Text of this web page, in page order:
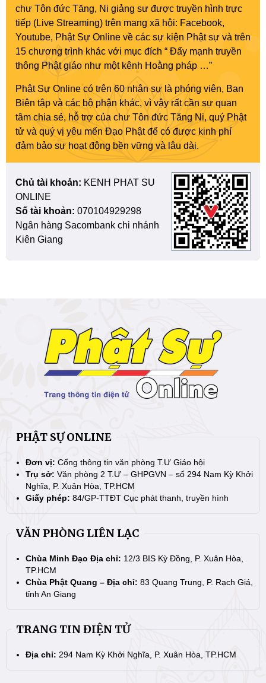
chư Tôn đức Tăng, Ni giảng sư được truyền hình trực
tiếp (Live Streaming) trên mạng xã hội: Facebook,
Youtube, Phật Sự Online về các sự kiện Phật sự và trên
15 chương trình khác với mục đích “ Đẩy mạnh truyền
thông Phật giáo như một kênh Hoằng pháp …”
Phật Sự Online có trên 60 nhân sự là phóng viên, Ban
Biên tập và các bộ phận khác, vì vậy rất cần sự quan
tâm chia sẻ, hỗ trợ của chư Tôn đức Tăng Ni, quý Phật
tử và quý vị yêu mến Đạo Phật để có được kinh phí
đảm bảo sự hoạt động bền vững và lâu dài.
Chủ tài khoản: KENH PHAT SU
ONLINE
Số tài khoản: 070104929298
Ngân hàng Sacombank chi nhánh
Kiên Giang
PHẬT SỰ ONLINE
Đơn vị: Cổng thông tin văn phòng T.Ư Giáo hội
Trụ sở: Văn phòng 2 T.Ư – GHPGVN – số 294 Nam Kỳ Khởi
Nghĩa, P. Xuân Hòa, TP.HCM
Giấy phép: 84/GP-TTĐT Cục phát thanh, truyền hình
VĂN PHÒNG LIÊN LẠC
Chùa Minh Đạo Địa chỉ: 12/3 BIS Kỳ Đồng, P. Xuân Hòa,
TP.HCM
Chùa Phật Quang – Địa chỉ: 83 Quang Trung, P. Rạch Giá,
tỉnh An Giang
TRANG TIN ĐIỆN TỬ
Địa chỉ: 294 Nam Kỳ Khởi Nghĩa, P. Xuân Hòa, TP.HCM